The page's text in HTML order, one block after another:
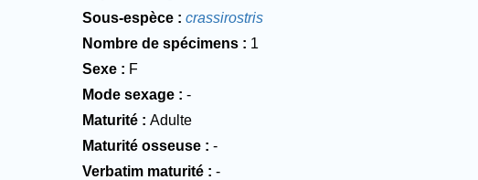
Sous-espèce
crassirostris
Nombre de spécimens
1
Sexe
F
Mode sexage
-
Maturité
Adulte
Maturité osseuse
-
Verbatim maturité
-